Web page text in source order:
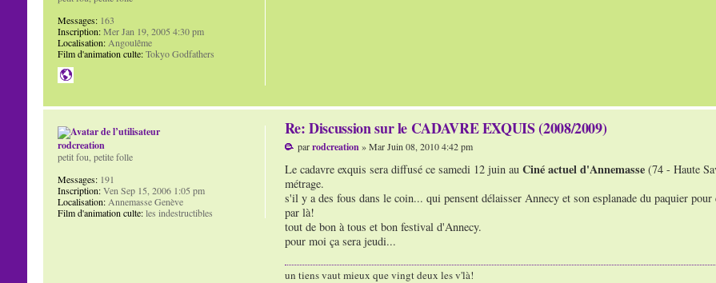
Messages:163
Inscription:Mer Jan 19, 2005 4:30 pm
Localisation:Angoulême
Film d'animation culte:Tokyo Godfathers
Re: Discussion sur le CADAVRE EXQUIS (2008/2009)
parrodcreation» Mar Juin 08, 2010 4:42 pm
Le cadavre exquis sera diffusé ce samedi 12 juin au Ciné actuel d'Annemasse (74 - Haute
métrage.
s'il y a des fous dans le coin... qui pensent délaisser Annecy et son esplanade du paquier
par là!
tout de bon à tous et bon festival d'Annecy.
pour moi ça sera jeudi...
un tiens vaut mieux que vingt deux les v'là!
rodcreation
petit fou, petite folle
Messages:191
Inscription:Ven Sep 15, 2006 1:05 pm
Localisation:Annemasse Genève
Film d'animation culte:les indestructibles